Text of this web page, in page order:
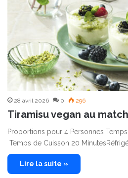
28 avril 2026 0 296
Tiramisu vegan au
Proportions pour 4 Personnes
Temps de Cuisson 20
Lire la suite »